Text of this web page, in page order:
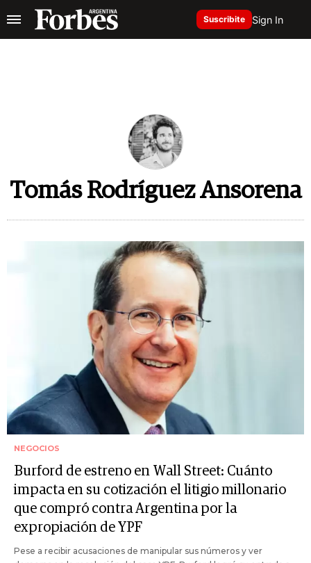
Suscribite Sign In
Tomás Rodríguez Ansorena
NEGOCIOS
Burford de estreno en Wall Street: Cuánto
impacta en su cotización el litigio millonario
que compró contra Argentina por la
expropiación de YPF
Pese a recibir acusaciones de manipular sus números y ver